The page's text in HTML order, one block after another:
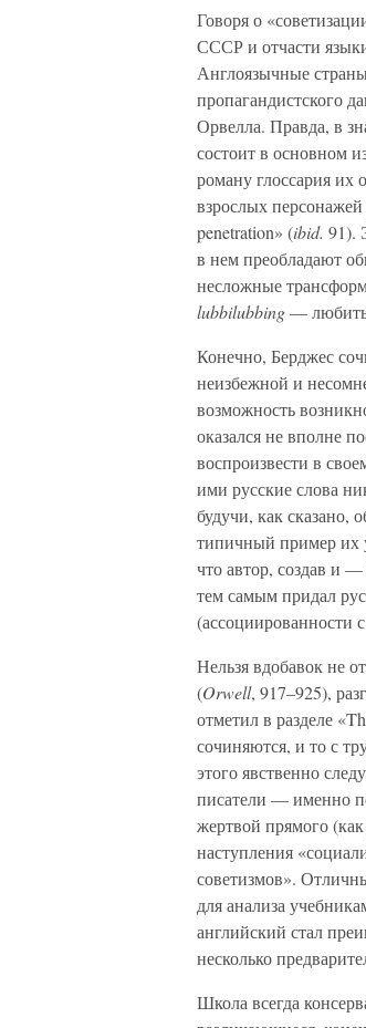
Говоря о
СССР и отчасти
Англоязычные
пропагандистского
Орвелла. Правда, в
состоит в основном
роману глоссария их
взрослых
penetration» (ibid. 91).
в нем преобладают
несложные
lubbilubbing—
Конечно, Берджес
неизбежной и
возможность
оказался не вполне
воспроизвести в
ими русские слова
будучи, как сказано,
типичный пример их
что автор, создав и
тем самым придал
(ассоциированности
Нельзя вдобавок не
(Orwell, 917–925),
отметил в разделе
сочиняются, и то с
этого явственно
писатели — именно
жертвой прямого
наступления
советизмов».
для анализа
английский стал
несколько
Школа всегда